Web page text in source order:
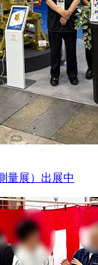
量展）出展中